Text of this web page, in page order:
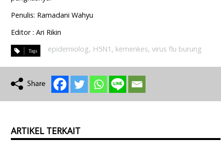
Penulis: Ramadani Wahyu
Editor : Ari Rikin
epidemiolog, H5N1 , kemenkes,virus flu burung
ARTIKEL TERKAIT